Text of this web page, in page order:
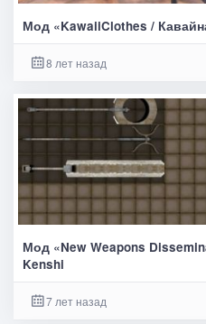
Мод «KawaiiClothes /
8 лет назад
Мод «New Weapons
Kenshi
7 лет назад